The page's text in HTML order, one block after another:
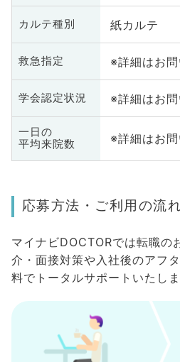
カルテ種別 紙カルテ
救急指定 ※詳細はお
学会認定状況 ※詳細はお
一日の
平均来院数
※詳細はお
応募方法・ご利用の流
マイナビDOCTORでは転職の
介・面接対策や入社後のアフ
料でトータルサポートいたしま